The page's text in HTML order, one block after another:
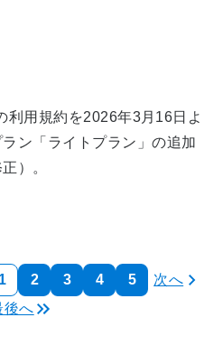
利用規約を2026年3月16日よ
ン「ライトプラン」の追加
）。
1 2 3 4 5
次へ
後へ